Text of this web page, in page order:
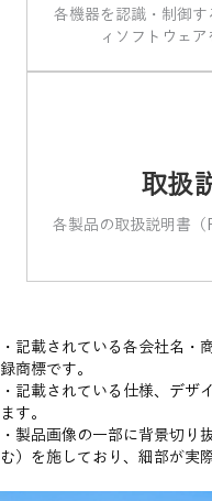
各機器を認識・制御
ィソフトウェア
取扱
各製品の取扱説明書
・記載されている各会社名・
録商標です。
・記載されている仕様、デザ
ます。
・製品画像の一部に背景切り
む）を施しており、細部が実